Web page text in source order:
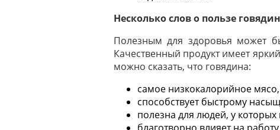
Несколько слов о пользе
Полезным для здоровья может
Качественный продукт имеет
можно сказать, что говядина:
самое низкокалорийное
способствует быстрому
полезна для людей, у